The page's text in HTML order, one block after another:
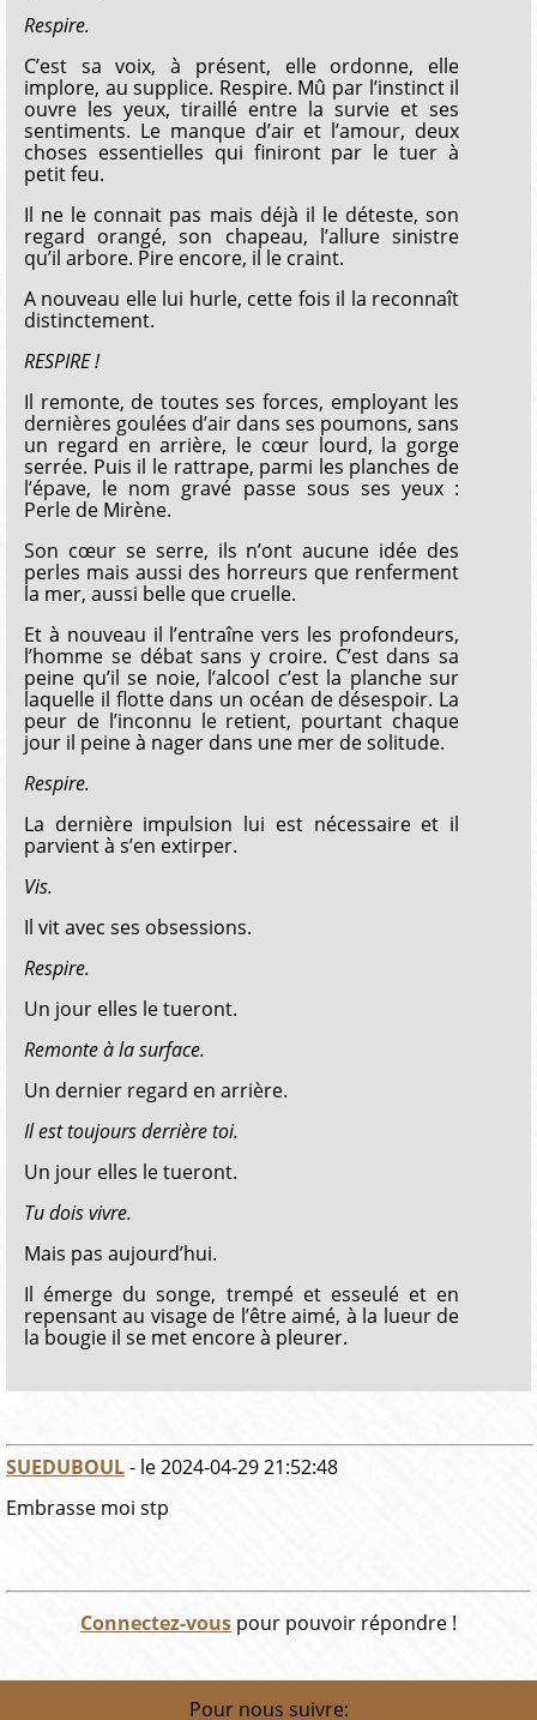
Respire.
C’est sa voix, à présent, elle ordonne, elle
implore, au supplice. Respire. Mû par l’instinct il
ouvre les yeux, tiraillé entre la survie et ses
sentiments. Le manque d’air et l’amour, deux
choses essentielles qui finiront par le tuer à
petit feu.
Il ne le connait pas mais déjà il le déteste, son
regard orangé, son chapeau, l’allure sinistre
qu’il arbore. Pire encore, il le craint.
A nouveau elle lui hurle, cette fois il la reconnaît
distinctement.
RESPIRE !
Il remonte, de toutes ses forces, employant les
dernières goulées d’air dans ses poumons, sans
un regard en arrière, le cœur lourd, la gorge
serrée. Puis il le rattrape, parmi les planches de
l’épave, le nom gravé passe sous ses yeux :
Perle de Mirène.
Son cœur se serre, ils n’ont aucune idée des
perles mais aussi des horreurs que renferment
la mer, aussi belle que cruelle.
Et à nouveau il l’entraîne vers les profondeurs,
l’homme se débat sans y croire. C’est dans sa
peine qu’il se noie, l’alcool c’est la planche sur
laquelle il flotte dans un océan de désespoir. La
peur de l’inconnu le retient, pourtant chaque
jour il peine à nager dans une mer de solitude.
Respire.
La dernière impulsion lui est nécessaire et il
parvient à s’en extirper.
Vis.
Il vit avec ses obsessions.
Respire.
Un jour elles le tueront.
Remonte à la surface.
Un dernier regard en arrière.
Il est toujours derrière toi.
Un jour elles le tueront.
Tu dois vivre.
Mais pas aujourd’hui.
Il émerge du songe, trempé et esseulé et en
repensant au visage de l’être aimé, à la lueur de
la bougie il se met encore à pleurer.
SUEDUBOUL- le 2024-04-29 21:52:48
Embrasse moi stp
Connectez-vous pour pouvoir répondre !
Pour nous suivre: